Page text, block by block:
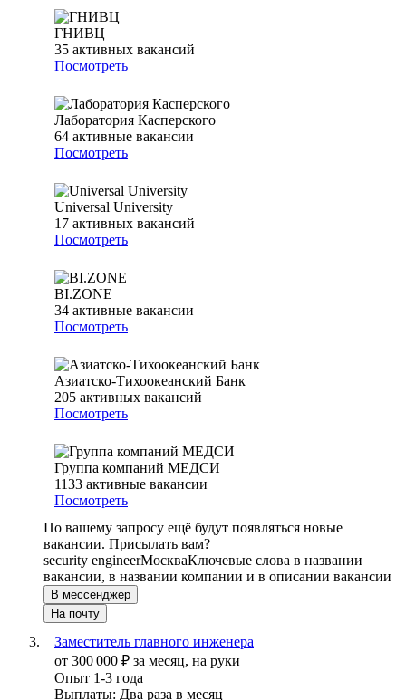
ГНИВЦ
35 активных вакансий
Посмотреть
Лаборатория Касперского
64 активные вакансии
Посмотреть
Universal University
17 активных вакансий
Посмотреть
BI.ZONE
34 активные вакансии
Посмотреть
Азиатско-Тихоокеанский Банк
205 активных вакансий
Посмотреть
Группа компаний МЕДСИ
1133 активные вакансии
Посмотреть
По вашему запросу ещё будут появляться новые
вакансии. Присылать вам?
security engineerМоскваКлючевые слова в названии
вакансии, в названии компании и в описании вакансии
В мессенджер
На почту
Заместитель главного инженера
от 300 000 ₽ за месяц, на руки
Опыт 1-3 года
Выплаты: Два раза в месяц